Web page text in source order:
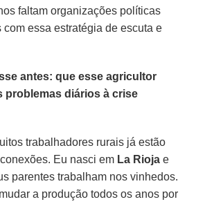
faltam organizações políticas
com essa estratégia de escuta e
antes: que esse agricultor
problemas diários à crise
trabalhadores rurais já estão
Eu nasci em La Rioja e
parentes trabalham nos vinhedos.
a produção todos os anos por